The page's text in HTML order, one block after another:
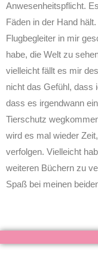
Anwesenheitspflicht.
Fäden in der Hand
Flugbegleiter in mir
habe, die Welt zu
vielleicht fällt es mir
nicht das Gefühl, dass
dass es irgendwann
Tierschutz
wird es mal wieder
verfolgen. Vielleicht
weiteren Büchern zu
Spaß bei meinen